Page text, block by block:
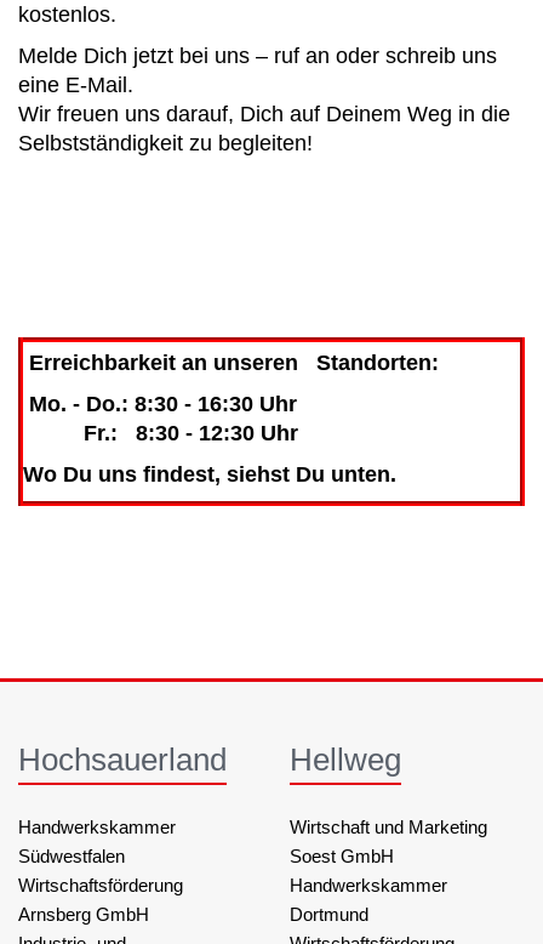
kostenlos.
Melde Dich jetzt bei uns – ruf an oder schreib uns
eine E-Mail.
Wir freuen uns darauf, Dich auf Deinem Weg in die
Selbstständigkeit zu begleiten!
Erreichbarkeit an unseren Standorten:
Mo. - Do.: 8:30 - 16:30 Uhr
Fr.: 8:30 - 12:30 Uhr
Wo Du uns findest, siehst Du unten.
Hochsauerland
Handwerkskammer
Südwestfalen
Wirtschaftsförderung
Arnsberg GmbH
Hellweg
Wirtschaft und Marketing
Soest GmbH
Handwerkskammer
Dortmund